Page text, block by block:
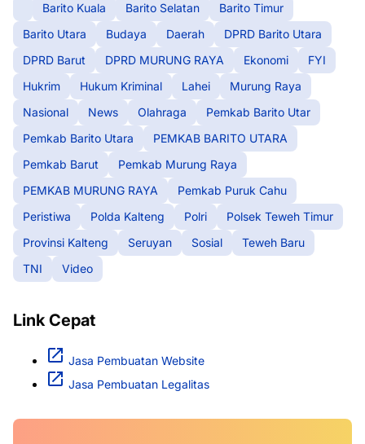
Barito Kuala Barito Selatan
Barito Timur
Barito Utara
Budaya Daerah
DPRD Barito Utara
DPRD Barut
DPRD MURUNG RAYA Ekonomi
FYI
Hukrim
Hukum Kriminal Lahei
Murung Raya
Nasional
News Olahraga
Pemkab Barito Utar
Pemkab Barito Utara
PEMKAB BARITO UTARA
Pemkab Barut
Pemkab Murung Raya
PEMKAB MURUNG RAYA
Pemkab Puruk Cahu
Peristiwa
Polda Kalteng Polri
Polsek Teweh Timur
Provinsi Kalteng
Seruyan Sosial
Teweh Baru
TNI
Video
Link Cepat
Jasa Pembuatan Website
Jasa Pembuatan Legalitas